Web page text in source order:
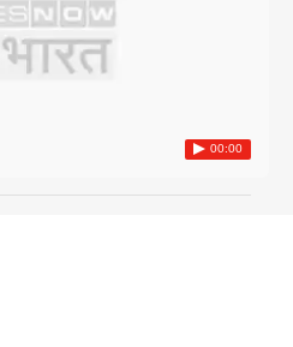
00:00